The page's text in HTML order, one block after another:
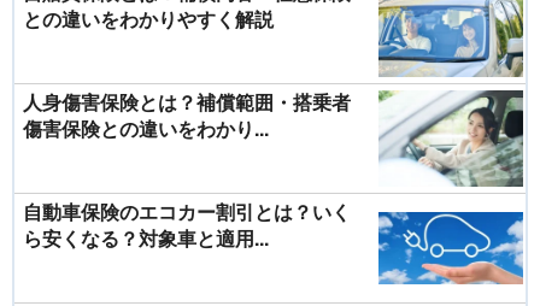
との違いをわかりやすく解説
人身傷害保険とは？補償範囲・搭乗者
傷害保険との違いをわかり...
自動車保険のエコカー割引とは？いく
ら安くなる？対象車と適用...